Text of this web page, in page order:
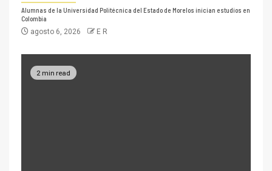
Alumnas de la Universidad Politécnica del Estado de Morelos inician estudios en
Colombia
agosto 6, 2026 E R
2 min read